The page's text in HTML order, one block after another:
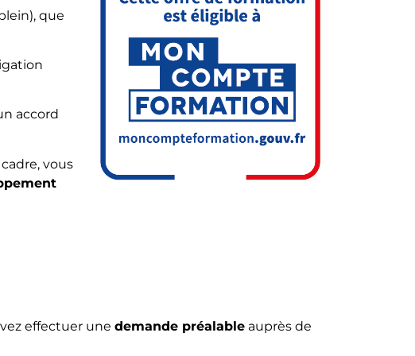
que
accord
vous
effectuer une demande préalable auprès de